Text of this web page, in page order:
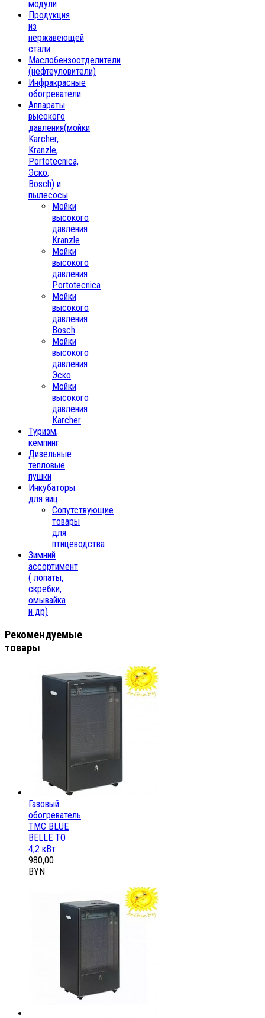
модули
Продукция
из
нержавеющей
стали
Маслобензоотделители
(нефтеуловители)
Инфракрасные
обогреватели
Аппараты
высокого
давления(мойки
Karcher,
Kranzle,
Portotecnica,
Эско,
Bosch) и
пылесосы
Мойки
высокого
давления
Kranzle
Мойки
высокого
давления
Portotecnica
Мойки
высокого
давления
Bosch
Мойки
высокого
давления
Эско
Мойки
высокого
давления
Karcher
Туризм,
кемпинг
Дизельные
тепловые
пушки
Инкубаторы
для яиц
Сопутствующие
товары
для
птицеводства
Зимний
ассортимент
( лопаты,
скребки,
омывайка
и др)
Рекомендуемые
товары
Газовый
обогреватель
ТМС BLUE
BELLE ТО
4,2 кВт
980,00
BYN